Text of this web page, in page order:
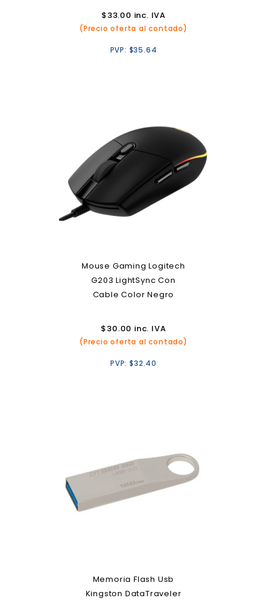
$33.00 inc. IVA
(Precio oferta al contado)
PVP: $35.64
Mouse Gaming Logitech
G203 LightSync Con
Cable Color Negro
$30.00 inc. IVA
(Precio oferta al contado)
PVP:$32.40
Memoria Flash Usb
Kingston DataTraveler